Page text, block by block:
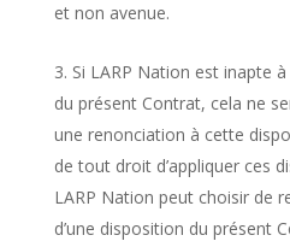
et non avenue.
Si LARP Nation est inapte
du présent Contrat, cela ne
une renonciation à cette
de tout droit d’appliquer ces
LARP Nation peut choisir de
d’une disposition du présent